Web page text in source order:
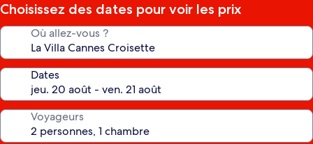
Choisissez des dates pour voir les prix
Où allez-vous ?
Dates
Voyageurs